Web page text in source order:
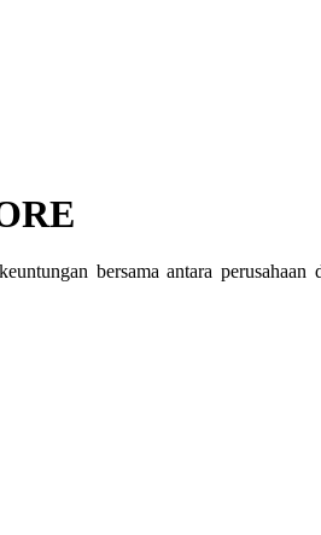
bersama antara perusahaan